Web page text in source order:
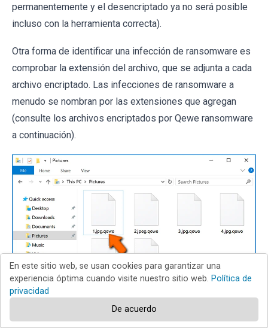
permanentemente y el desencriptado ya no será posible
incluso con la herramienta correcta).
Otra forma de identificar una infección de ransomware es
comprobar la extensión del archivo, que se adjunta a cada
archivo encriptado. Las infecciones de ransomware a
menudo se nombran por las extensiones que agregan
(consulte los archivos encriptados por Qewe ransomware
a continuación).
En este sitio web, se usan cookies para garantizar una
experiencia óptima cuando visite nuestro sitio web. Política de
privacidad
De acuerdo